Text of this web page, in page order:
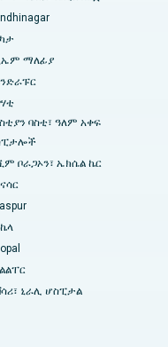
ማለፊያ
ባስቲ፣ ዓለም አቀፍ
ቦራጋኦን፣ ኤክሴል ኬር
ኒራሊ ሆስፒታል